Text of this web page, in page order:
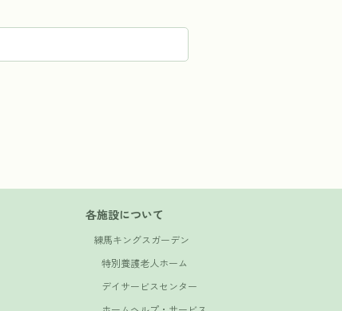
各施設について
練馬キングスガーデン
特別養護老人ホーム
デイサービスセンター